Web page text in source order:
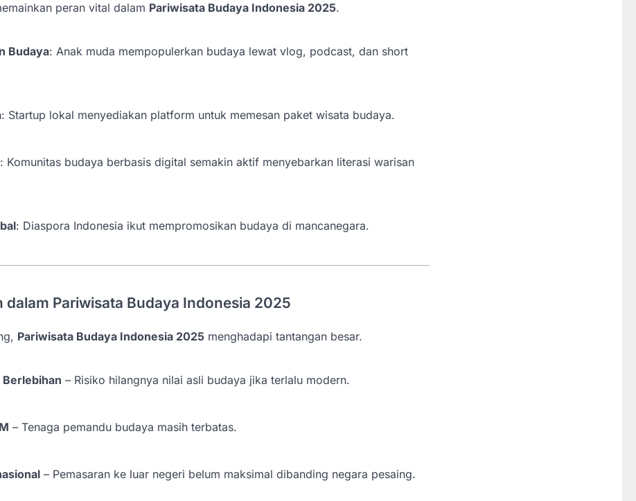
peran vital dalam Pariwisata Budaya Indonesia 2025.
Budaya: Anak muda mempopulerkan budaya lewat vlog, podcast, dan short
: Startup lokal menyediakan platform untuk memesan paket wisata budaya.
: Komunitas budaya berbasis digital semakin aktif menyebarkan literasi warisan
: Diaspora Indonesia ikut mempromosikan budaya di mancanegara.
Pariwisata Budaya Indonesia 2025
Pariwisata Budaya Indonesia 2025 menghadapi tantangan besar.
– Risiko hilangnya nilai asli budaya jika terlalu modern.
– Tenaga pemandu budaya masih terbatas.
– Pemasaran ke luar negeri belum maksimal dibanding negara pesaing.